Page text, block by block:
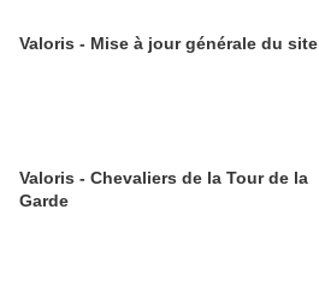
Valoris - Mise à jour générale du site
Valoris - Chevaliers de la Tour de la
Garde